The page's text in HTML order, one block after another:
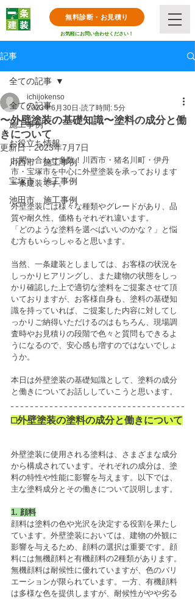
無料診断・お見積り
お気軽にお問い合わせください！
記事
全ての記事
施工事例
お役立ち情報
川西市 施工事例
宝塚市 施工事例
池田市 施工事例
全ての記事
〜外壁塗装の基礎知識〜塗料の成分と働
きについて
ichijokenso
2023年6月30日 読了時間: 5分
更新日：2023年7月7日
お問い合わせ多数！川西市・猪名川町・伊丹
市・宝塚市を中心に外壁塗装を承っております
一条建装です。
外壁塗装には様々な種類やグレードがあり、品
質や耐久性、価格もそれぞれ違います。
「どのような塗料を選べばいいのかな？」と悩
む方もいらっしゃると思います。
当然、一条建装としましては、お客様の状況を
しっかりヒアリングし、また建物の状態をしっ
かり確認した上で適切な塗料をご提案させて頂
いておりますが、お客様自身も、塗料の基礎知
識を持っていれば、ご提案した内容に対してし
っかりご納得いただけるのはもちろん、現場調
査時やお見積りの段階で色々と質問もできるよ
うになるので、安心感も増すのではないでしょ
うか。
本日は外壁塗装の基礎知識として、塗料の成分
と働きについてお話ししていこうと思います。
⬜︎外壁塗装の塗料の成分と働きについて
外壁塗装に使用される塗料は、さまざまな成分
から構成されています。それぞれの成分は、塗
料の特性や性能に影響を与えます。以下では、
主な塗料成分とその働きについて説明します。
1. 顔料
顔料は塗料の色や光沢を決定する役割を果たし
ています。外壁塗装においては、建物の外観に
影響を与えるため、顔料の選択は重要です。顔
料には無機顔料と有機顔料の2種類があります。
無機顔料は耐候性に優れていますが、色のバリ
エーションが限られています。一方、有機顔料
は多様な色を提供しますが、耐候性がやや劣る